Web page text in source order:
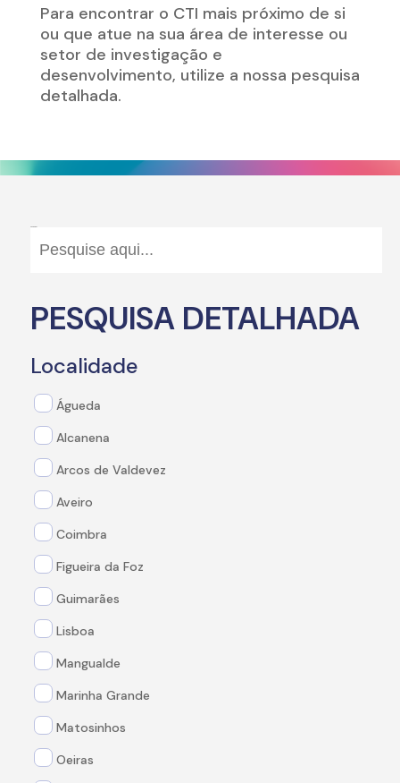
Para encontrar o CTI mais próximo de si
ou que atue na sua área de interesse ou
setor de investigação e
desenvolvimento, utilize a nossa pesquisa
detalhada.
PESQUISA DETALHADA
Localidade
Águeda
Alcanena
Arcos de Valdevez
Aveiro
Coimbra
Figueira da Foz
Guimarães
Lisboa
Mangualde
Marinha Grande
Matosinhos
Oeiras